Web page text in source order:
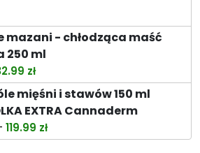
do
119.99 zł
mazani - chłodząca maść
250 ml
38.00 zł.
złAktualna
cena
wynosi:
32.99 zł.
mięśni i stawów 150 ml
EXTRA Cannaderm
119.99 złZakres
cen: